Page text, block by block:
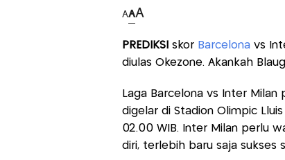
AAA
PREDIKSI skor Barcelonavs
diulas Okezone. Akankah
Laga Barcelona vs Inter Milan
digelar di Stadion Olimpic
02.00 WIB. Inter Milan perlu
diri, terlebih baru saja sukses